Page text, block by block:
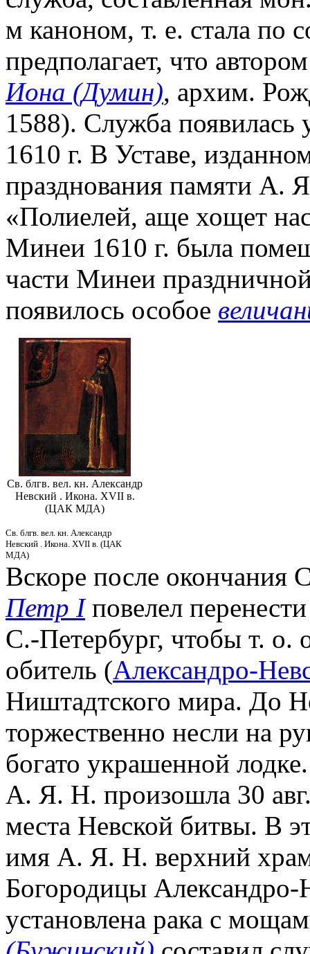
м каноном, т. е. стала по
предполагает, что
Иона (Думин), архим.
1588). Служба
1610 г. В Уставе,
празднования памяти А.
«Полиелей, аще хощет
Минеи 1610 г. была
части Минеи
появилось особое
Св. блгв. вел. кн. Александр
Невский . Икона. XVII в.
(ЦАК МДА)
Св. блгв. вел. кн. Александр
Невский . Икона. XVII в. (ЦАК
МДА)
Вскоре после окончания
Петр Iповелел
С.-Петербург, чтобы т. о.
обитель (Александро-
Ништадтского мира. До
торжественно несли на
богато украшенной
А. Я. Н. произошла 30
места Невской битвы. В
имя А. Я. Н. верхний
Богородицы Александро-
установлена рака с